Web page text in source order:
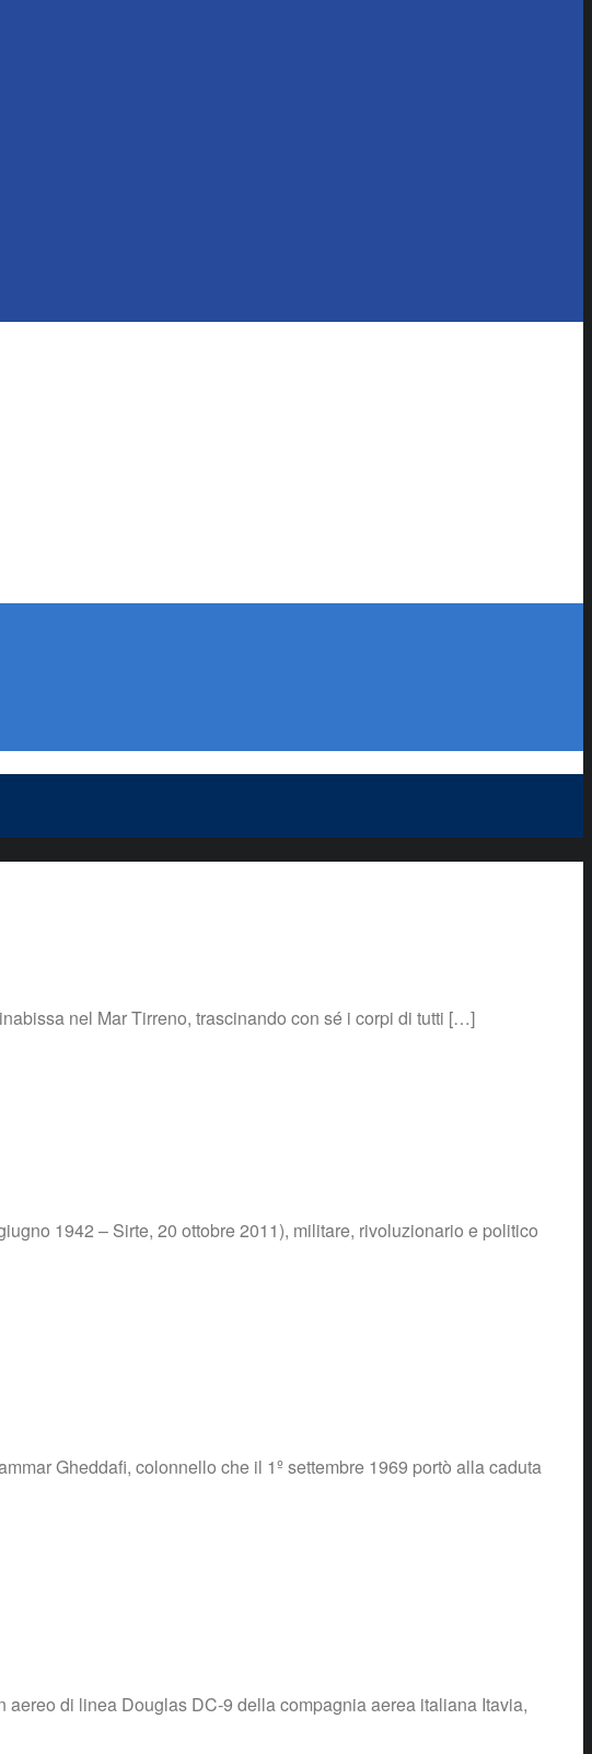
nel Mar Tirreno, trascinando con sé i corpi di tutti […]
1942 – Sirte, 20 ottobre 2011), militare, rivoluzionario e politico
Gheddafi, colonnello che il 1º settembre 1969 portò alla caduta
di linea Douglas DC-9 della compagnia aerea italiana Itavia,